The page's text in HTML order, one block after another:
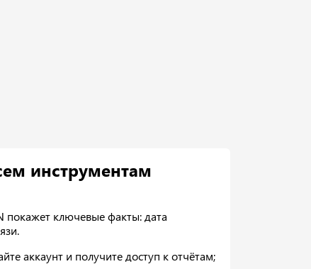
инструментам
покажет ключевые факты: дата
аккаунт и получите доступ к отчётам;